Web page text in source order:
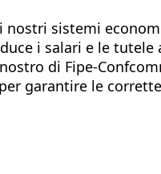
sistemi
i salari e le
di Fipe-
garantire le